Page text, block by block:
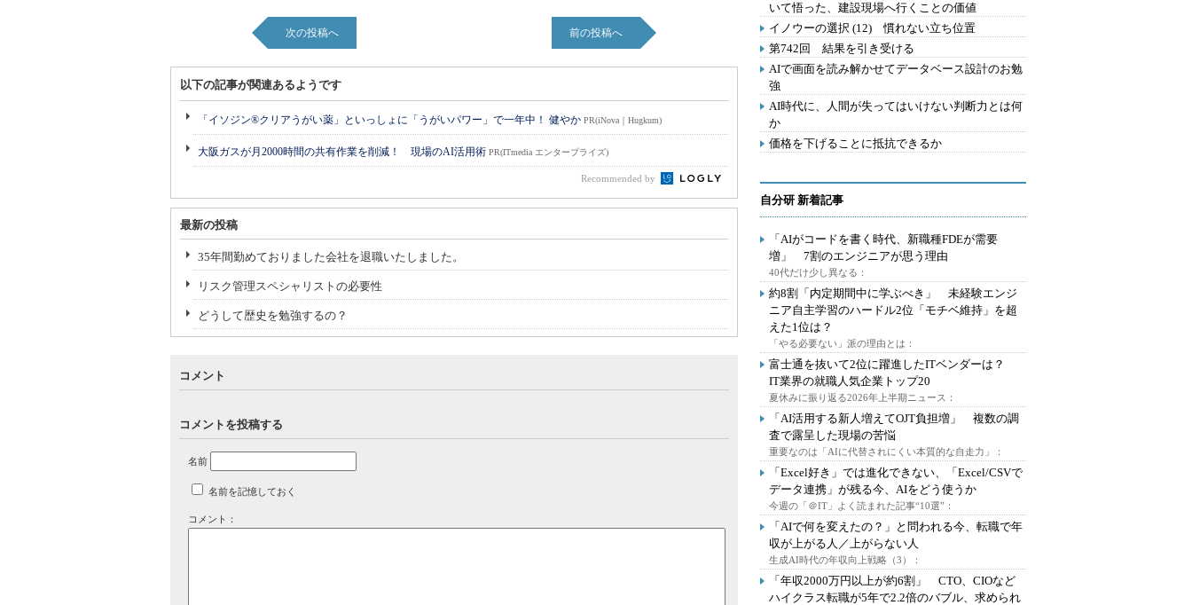
次の投稿へ 前の投稿へ
以下の記事が関連あるようです
「イソジン®クリアうがい薬」といっしょに「うがいパワー」で一年中！ 健やか PR(iNova｜Hugkum)
大阪ガスが月2000時間の共有作業を削減！ 現場のAI活用術 PR(ITmedia エンタープライズ)
Recommended by
最新の投稿
35年間勤めておりました会社を退職いたしました。
リスク管理スペシャリストの必要性
どうして歴史を勉強するの？
コメント
コメントを投稿する
名前
名前を記憶しておく
コメント：
いて悟った、建設現場へ行くことの価値
イノウーの選択 (12) 慣れない立ち位置
第742回 結果を引き受ける
AIで画面を読み解かせてデータベース設計のお勉
強
AI時代に、人間が失ってはいけない判断力とは何
か
価格を下げることに抵抗できるか
自分研 新着記事
「AIがコードを書く時代、新職種FDEが需要
増」 7割のエンジニアが思う理由
40代だけ少し異なる：
約8割「内定期間中に学ぶべき」 未経験エンジ
ニア自主学習のハードル2位「モチベ維持」を超
えた1位は？
「やる必要ない」派の理由とは：
富士通を抜いて2位に躍進したITベンダーは？
IT業界の就職人気企業トップ20
夏休みに振り返る2026年上半期ニュース：
「AI活用する新人増えてOJT負担増」 複数の調
査で露呈した現場の苦悩
重要なのは「AIに代替されにくい本質的な自走力」：
「Excel好き」では進化できない、「Excel/CSVで
データ連携」が残る今、AIをどう使うか
今週の「＠IT」よく読まれた記事“10選”：
「AIで何を変えたの？」と問われる今、転職で年
収が上がる人／上がらない人
生成AI時代の年収向上戦略（3）：
「年収2000万円以上が約6割」 CTO、CIOなど
ハイクラス転職が5年で2.2倍のバブル、求められ